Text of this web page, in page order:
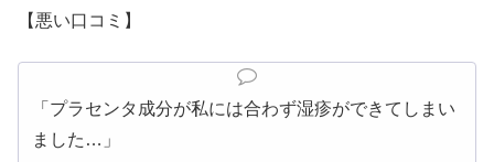
【悪い口コミ】
「プラセンタ成分が私には合わず湿疹ができてしまい
ました…」